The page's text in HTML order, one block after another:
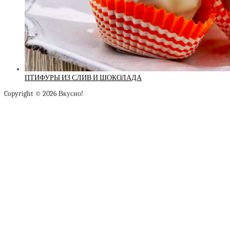
ПТИФУРЫ ИЗ СЛИВ И ШОКОЛАДА
Copyright © 2026 Вкусно!